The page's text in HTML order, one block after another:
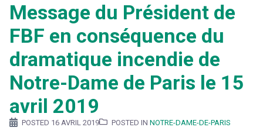
Message du Président de
FBF en conséquence du
dramatique incendie de
Notre-Dame de Paris le 15
avril 2019
POSTED 16 AVRIL 2019 POSTED IN NOTRE-DAME-DE-PARIS